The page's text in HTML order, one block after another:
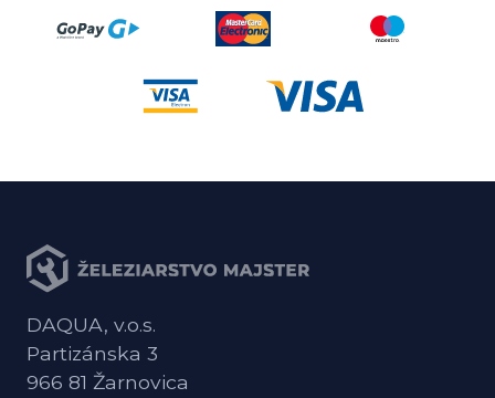
DAQUA, v.o.s.
Partizánska 3
966 81 Žarnovica